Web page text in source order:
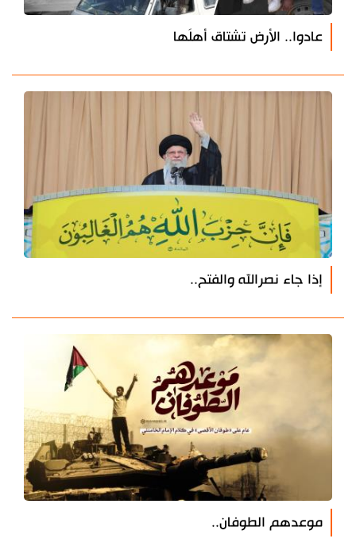
عادوا.. الأرض تشتاق أهلَها
إذا جاء نصرالله والفتح..
موعدهم الطوفان..